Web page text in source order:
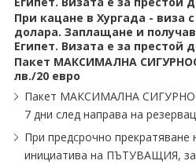
При кацане в Хургада - виза
долара. Заплащане и
Египет. Визата е за престой
Пакет МАКСИМАЛНА
лв./20 евро
Пакет МАКСИМАЛНА
7 дни след направа на
При предсрочно прекратяване
инициатива на ПЪТУВАЩИЯ,